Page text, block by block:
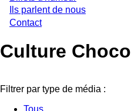
Ils parlent de nous
Contact
Culture Choco
Filtrer par type de média :